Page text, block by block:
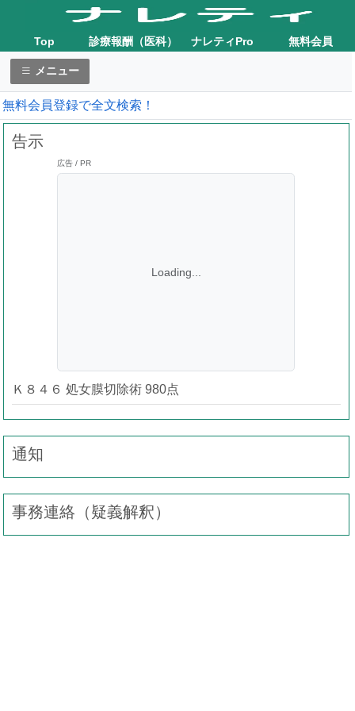
Top 診療報酬（医科） ナレティPro 無料会員
メニュー
無料会員登録で全文検索！
告示
広告 / PR
Loading...
Ｋ８４６ 処女膜切除術 980点
通知
事務連絡（疑義解釈）